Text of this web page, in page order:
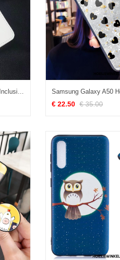
Samsung Galaxy A50 Hoesje All Inclusive Wit Bescherming, Samsung Galaxy A50 Hoesje Tempereren Leren Etui
€ 22.50 € 35.00